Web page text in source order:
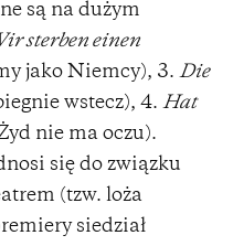
są na dużym
sterben einen
jako Niemcy), 3. Die
wstecz), 4. Hat
nie ma oczu).
się do związku
(tzw. loża
siedział